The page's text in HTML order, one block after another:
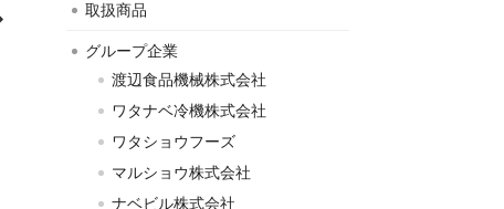
取扱商品
グループ企業
渡辺食品機械株式会社
ワタナベ冷機株式会社
ワタショウフーズ
マルショウ株式会社
ナベビル株式会社